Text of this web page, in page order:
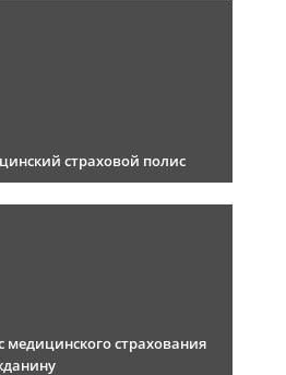
страховой полис
медицинского страхования